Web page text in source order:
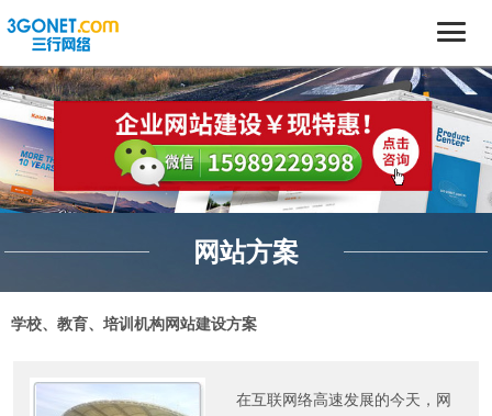
网站方案
学校、教育、培训机构网站建设方案
在互联网络高速发展的今天，网